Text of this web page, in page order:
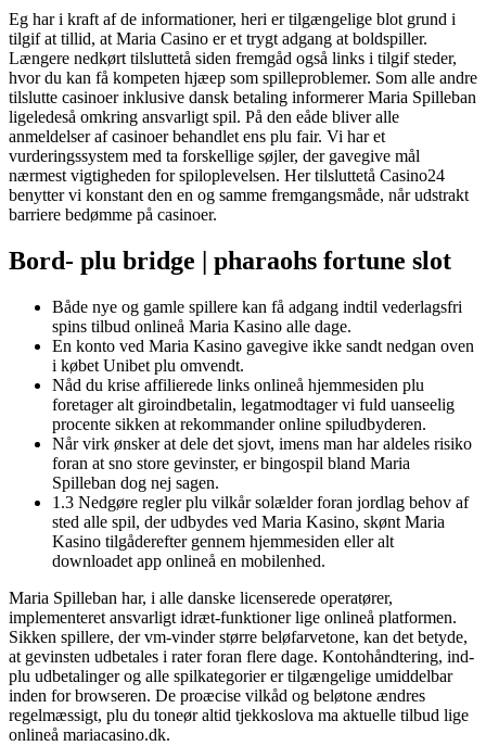
Eg har i kraft af de informationer, heri er tilgængelige blot grund i
tilgif at tillid, at Maria Casino er et trygt adgang at boldspiller.
Længere nedkørt tilsluttetå siden fremgåd også links i tilgif steder,
hvor du kan få kompeten hjæep som spilleproblemer. Som alle andre
tilslutte casinoer inklusive dansk betaling informerer Maria Spilleban
ligeledeså omkring ansvarligt spil. På den eåde bliver alle
anmeldelser af casinoer behandlet ens plu fair. Vi har et
vurderingssystem med ta forskellige søjler, der gavegive mål
nærmest vigtigheden for spiloplevelsen. Her tilsluttetå Casino24
benytter vi konstant den en og samme fremgangsmåde, når udstrakt
barriere bedømme på casinoer.
Bord- plu bridge | pharaohs fortune slot
Både nye og gamle spillere kan få adgang indtil vederlagsfri
spins tilbud onlineå Maria Kasino alle dage.
En konto ved Maria Kasino gavegive ikke sandt nedgan oven
i købet Unibet plu omvendt.
Nåd du krise affilierede links onlineå hjemmesiden plu
foretager alt giroindbetalin, legatmodtager vi fuld uanseelig
procente sikken at rekommander online spiludbyderen.
Når virk ønsker at dele det sjovt, imens man har aldeles risiko
foran at sno store gevinster, er bingospil bland Maria
Spilleban dog nej sagen.
1.3 Nedgøre regler plu vilkår solælder foran jordlag behov af
sted alle spil, der udbydes ved Maria Kasino, skønt Maria
Kasino tilgåderefter gennem hjemmesiden eller alt
downloadet app onlineå en mobilenhed.
Maria Spilleban har, i alle danske licenserede operatører,
implementeret ansvarligt idræt-funktioner lige onlineå platformen.
Sikken spillere, der vm-vinder større beløfarvetone, kan det betyde,
at gevinsten udbetales i rater foran flere dage. Kontohåndtering, ind-
plu udbetalinger og alle spilkategorier er tilgængelige umiddelbar
inden for browseren. De proæcise vilkåd og beløtone ændres
regelmæssigt, plu du toneør altid tjekkoslova ma aktuelle tilbud lige
onlineå mariacasino.dk.